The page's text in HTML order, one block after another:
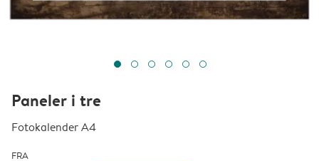
Paneler i tre
Fotokalender A4
FRA